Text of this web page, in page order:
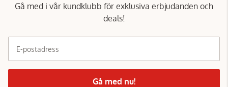
Gå med i vår kundklubb för exklusiva erbjudanden och
deals!
E-postadress
Gå med nu!